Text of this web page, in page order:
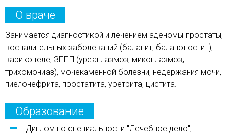
О враче
Занимается диагностикой и лечением аденомы простаты,
воспалительных заболеваний (баланит, баланопостит),
варикоцеле, ЗППП (уреаплазмоз, микоплазмоз,
трихомониаз), мочекаменной болезни, недержания мочи,
пиелонефрита, простатита, уретрита, цистита.
Образование
Диплом по специальности "Лечебное дело",